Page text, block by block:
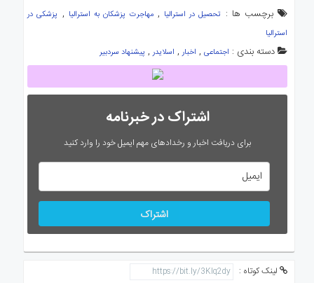
برچسب ها : تحصیل در استرالیا ,مهاجرت پزشکان به استرالیا , پزشکی در
استرالیا
دسته بندی : اجتماعی, اخبار, اسلایدر, پیشنهاد سردبیر
اشتراک در خبرنامه
برای دریافت اخبار و رخدادهای مهم ایمیل خود را وارد کنید
اشتراک
لینک کوتاه :